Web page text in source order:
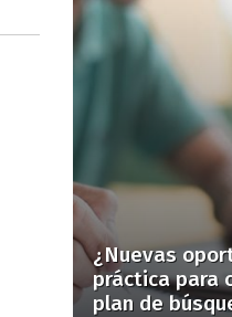
¿Nuevas
práctica para
plan de